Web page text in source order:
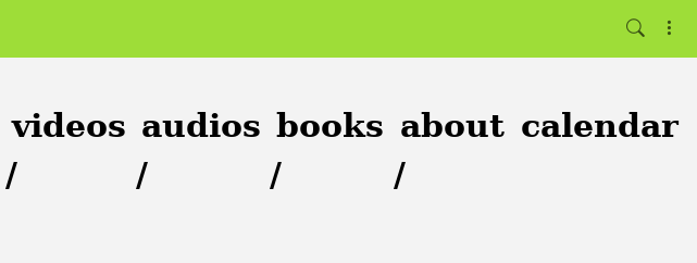
videos
/
audios
/
books
/
about
/
calendar